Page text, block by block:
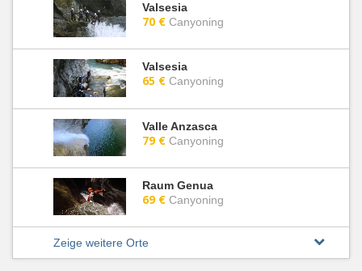
Valsesia
70 € Canyoning
Valsesia
65 € Canyoning
Valle Anzasca
79 € Canyoning
Raum Genua
69 € Canyoning
Zeige weitere Orte